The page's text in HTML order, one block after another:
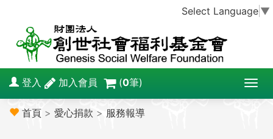
Select Language ▼
T
o
登入 加入會員 (0筆)
首頁 > 愛心捐款 > 服務報導